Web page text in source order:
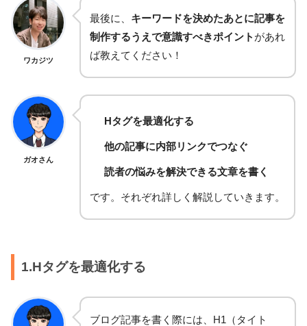
ワカジツ
最後に、 キーワードを決めたあとに記事を
制作するうえで意識すべきポイント があれ
ば教えてください！
ガオさん
Hタグを最適化する
他の記事に内部リンクでつなぐ
読者の悩みを解決できる文章を書く
です。それぞれ詳しく解説していきます。
1.Hタグを最適化する
ブログ記事を書く際には、H1（タイト